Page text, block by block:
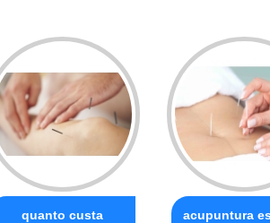
quanto custa
acupuntura